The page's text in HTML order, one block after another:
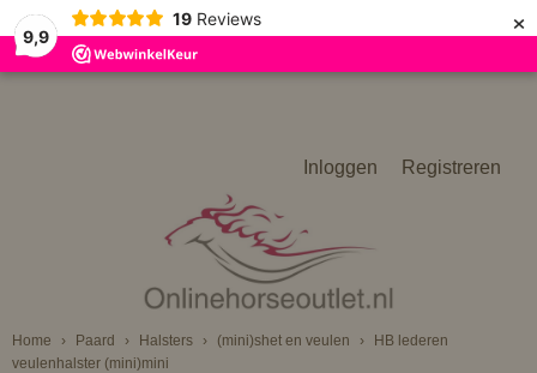
9,9
19 Reviews ×
Inloggen Registreren
Home › Paard › Halsters › (mini)shet en veulen ›
HB lederen
veulenhalster (mini)mini